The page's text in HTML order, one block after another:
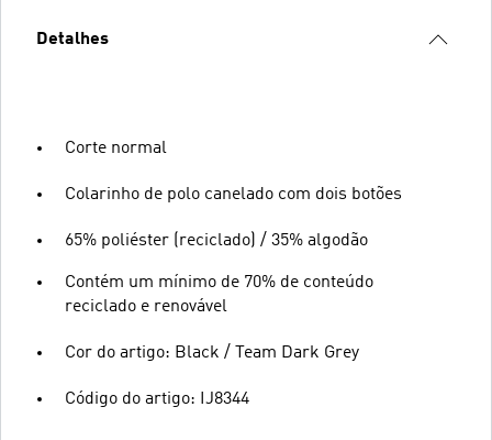
Detalhes
Corte normal
Colarinho de polo canelado com dois botões
65% poliéster (reciclado) / 35% algodão
Contém um mínimo de 70% de conteúdo
reciclado e renovável
Cor do artigo: Black / Team Dark Grey
Código do artigo: IJ8344